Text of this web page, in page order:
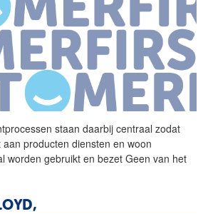
staan daarbij centraal zodat
producten diensten en woon
worden gebruikt en bezet Geen van het